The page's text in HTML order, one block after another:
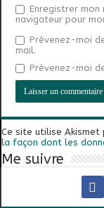
Enregistrer
navigateur pour
Prévenez-moi
mail.
Prévenez-moi
Ce site utilise
la façon dont les
Me suivre